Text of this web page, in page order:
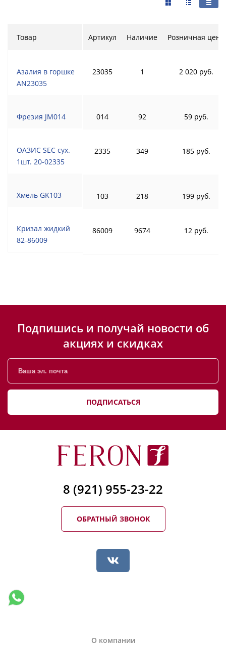
Товар
Азалия в горшке
AN23035
Фрезия JM014
ОАЗИС SEC сух.
1шт. 20-02335
Хмель GK103
Кризал жидкий
82-86009
Артикул Наличие Розничная цена
23035 1 2 020 руб.
014 92 59 руб.
2335 349 185 руб.
103 218 199 руб.
86009 9674 12 руб.
Подпишись и получай новости об
акциях и скидках
ПОДПИСАТЬСЯ
8 (921) 955-23-22
ОБРАТНЫЙ ЗВОНОК
О компании